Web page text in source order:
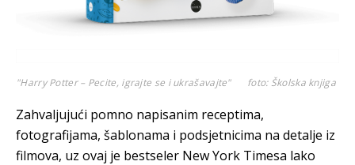
"Harry Potter – Pecite, igrajte se i ukrašavajte" foto: Školska knjiga
Zahvaljujući pomno napisanim receptima,
fotografijama, šablonama i podsjetnicima na detalje iz
filmova, uz ovaj je bestseler New York Timesa lako